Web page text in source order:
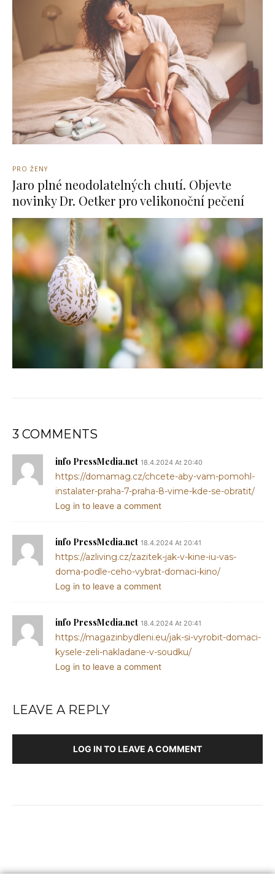
PRO ŽENY
Jaro plné neodolatelných chutí. Objevte
novinky Dr. Oetker pro velikonoční pečení
3 COMMENTS
info PressMedia.net 18.4.2024 At 20:40
https://domamag.cz/chcete-aby-vam-pomohl-
instalater-praha-7-praha-8-vime-kde-se-obratit/
Log in to leave a comment
info PressMedia.net 18.4.2024 At 20:41
https://azliving.cz/zazitek-jak-v-kine-iu-vas-
doma-podle-ceho-vybrat-domaci-kino/
Log in to leave a comment
info PressMedia.net 18.4.2024 At 20:41
https://magazinbydleni.eu/jak-si-vyrobit-domaci-
kysele-zeli-nakladane-v-soudku/
Log in to leave a comment
LEAVE A REPLY
LOG IN TO LEAVE A COMMENT